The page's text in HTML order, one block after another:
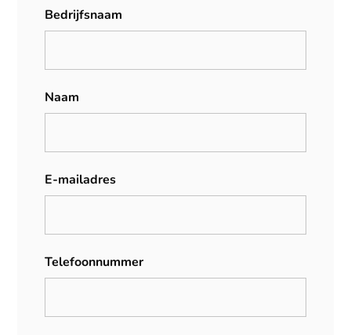
Bedrijfsnaam
Naam
E-mailadres
Telefoonnummer